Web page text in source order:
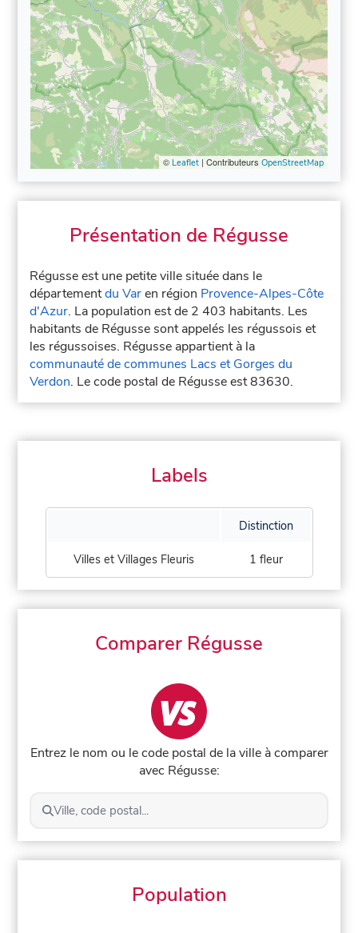
© Leaflet| Contributeurs OpenStreetMap
Présentation de Régusse
Régusse est une petite ville située dans le
départementdu Varen région Provence-Alpes-Côte
d'Azur. La population est de 2 403 habitants. Les
habitants de Régusse sont appelés les régussois et
les régussoises. Régusse appartient à la
communauté de communes Lacs et Gorges du
Verdon. Le code postal de Régusse est 83630.
Labels
Distinction
Villes et Villages Fleuris 1 fleur
Comparer Régusse
Entrez le nom ou le code postal de la ville à comparer
avec Régusse:
Ville, code postal...
Population